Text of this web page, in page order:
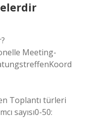
Meeting-
Toplantı türleri
sayısı0-50: